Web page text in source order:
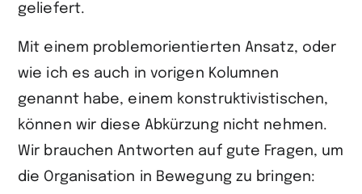
geliefert.
Mit einem problemorientierten Ansatz, oder
wie ich es auch in vorigen Kolumnen
genannt habe, einem konstruktivistischen,
können wir diese Abkürzung nicht nehmen.
Wir brauchen Antworten auf gute Fragen, um
die Organisation in Bewegung zu bringen: